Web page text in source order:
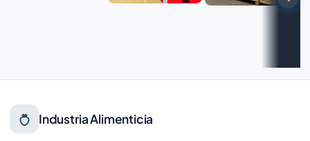
Industria Alimenticia